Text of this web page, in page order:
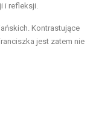
i refleksji.
Kontrastujące
jest zatem nie